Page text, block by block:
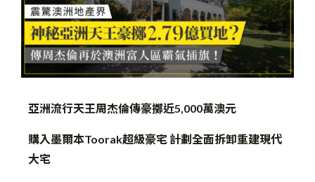
亞洲流行天王周杰倫傳豪擲近5,000萬澳元
購入墨爾本Toorak超級豪宅 計劃全面拆卸重建現代
大宅